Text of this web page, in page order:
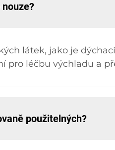
látek, jako je
pro léčbu výchladu a
použitelných?